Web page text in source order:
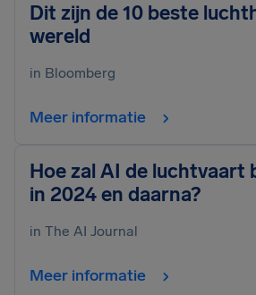
Dit zijn de 10 beste
wereld
in Bloomberg
Meer informatie
Hoe zal AI de luchtvaart
in 2024 en daarna?
in The AI Journal
Meer informatie